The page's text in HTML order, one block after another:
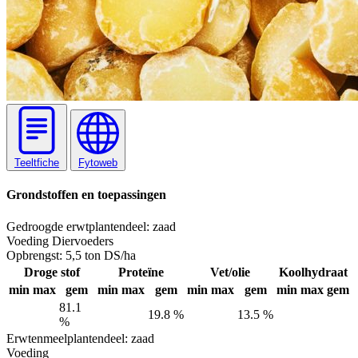
Teeltfiche Fytoweb
Grondstoffen en toepassingen
Gedroogde erwtplantendeel: zaad
Voeding Diervoeders
Opbrengst: 5,5 ton DS/ha
Droge stof
Proteïne Vet/olie
Koolhydraat
min max gem min max gem min max gem min max gem
81.1
%
19.8 %
13.5 %
Erwtenmeelplantendeel: zaad
Voeding